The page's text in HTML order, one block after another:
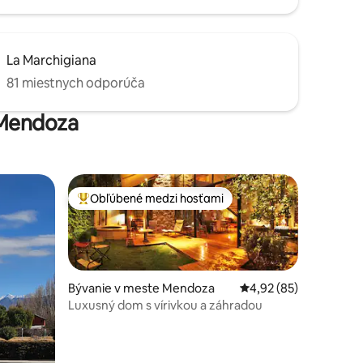
La Marchigiana
81 miestnych odporúča
20
Najobľúbenejšie medzi hosťami
Obľúbené medzi hosťami
Bývanie v meste Mendoza Priemerné
4,92 (85)
Luxusný dom s vírivkou a záhradou